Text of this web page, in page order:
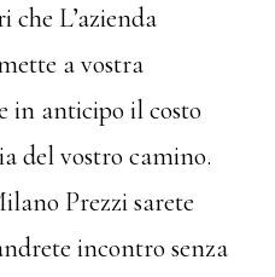
L’azienda
a vostra
in anticipo il costo
del vostro camino.
Prezzi sarete
incontro senza